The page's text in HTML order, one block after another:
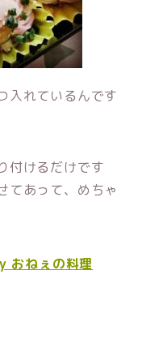
入れているんです
付けるだけです
てあって、めちゃ
おねぇの料理